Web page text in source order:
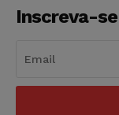
Inscreva-se